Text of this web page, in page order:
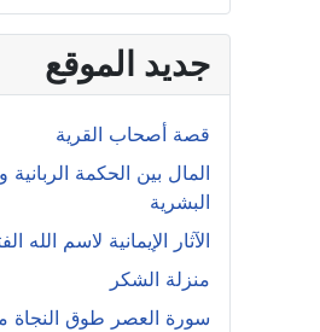
جديد الموقع
قصة أصحاب القرية
المال بين الحكمة الربانية
البشرية
الآثار الإيمانية لاسم الله
منزلة الشكر
سورة العصر طوق النجاة